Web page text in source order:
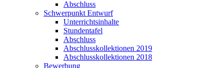
Abschluss
Schwerpunkt Entwurf
Unterrichtsinhalte
Stundentafel
Abschluss
Abschlusskollektionen 2019
Abschlusskollektionen 2018
Bewerbung